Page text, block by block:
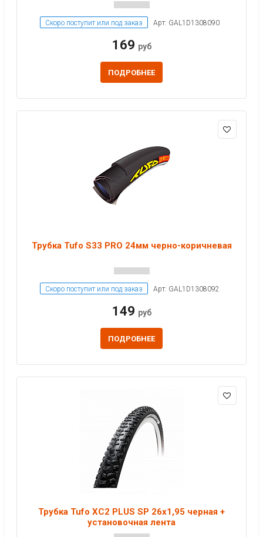
Скоро поступит или под заказ Арт: GAL1D1308090
169 руб
ПОДРОБНЕЕ
Трубка Tufo S33 PRO 24мм черно-коричневая
Скоро поступит или под заказ Арт: GAL1D1308092
149 руб
ПОДРОБНЕЕ
Трубка Tufo XC2 PLUS SP 26x1,95 черная +
установочная лента